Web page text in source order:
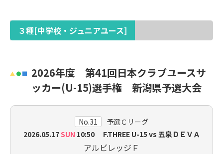
３種[中学校・ジュニアユース]
2026年度 第41回日本クラブユースサ
ッカー(U-15)選手権 新潟県予選大会
No.31
予選Ｃリーグ
2026.05.17SUN 10:50 F.THREE U-15 vs 五泉ＤＥＶＡ
アルビレッジＦ